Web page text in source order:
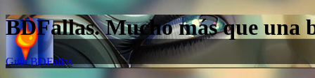
BDFallas. Mucho más que una
Guía BDFallas